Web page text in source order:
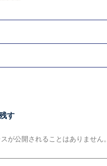
す
が公開されることはありません。